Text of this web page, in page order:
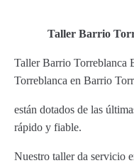
Taller Barrio
Taller Barrio Torreblanca
Torreblanca en Barrio
están dotados de las
rápido y fiable.
Nuestro taller da servicio